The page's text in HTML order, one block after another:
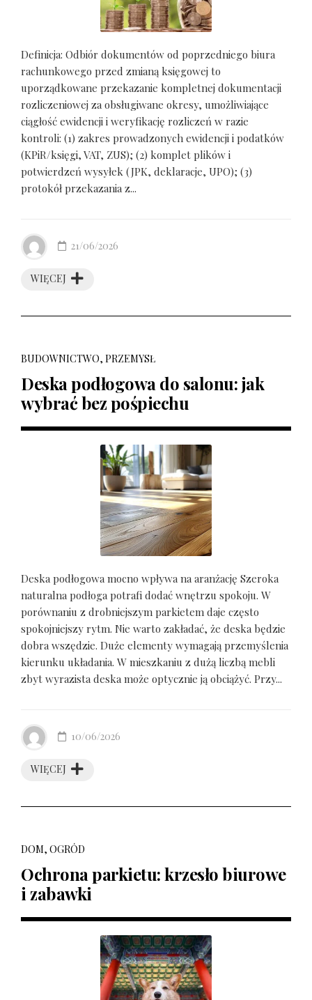
Definicja: Odbiór dokumentów od poprzedniego biura
rachunkowego przed zmianą księgowej to
uporządkowane przekazanie kompletnej dokumentacji
rozliczeniowej za obsługiwane okresy, umożliwiające
ciągłość ewidencji i weryfikację rozliczeń w razie
kontroli: (1) zakres prowadzonych ewidencji i podatków
(KPiR/księgi, VAT, ZUS); (2) komplet plików i
potwierdzeń wysyłek (JPK, deklaracje, UPO); (3)
protokół przekazania z...
WIĘCEJ
21/06/2026
BUDOWNICTWO, PRZEMYSŁ
Deska podłogowa do salonu: jak
wybrać bez pośpiechu
Deska podłogowa mocno wpływa na aranżację Szeroka
naturalna podłoga potrafi dodać wnętrzu spokoju. W
porównaniu z drobniejszym parkietem daje często
spokojniejszy rytm. Nie warto zakładać, że deska będzie
dobra wszędzie. Duże elementy wymagają przemyślenia
kierunku układania. W mieszkaniu z dużą liczbą mebli
zbyt wyrazista deska może optycznie ją obciążyć. Przy...
WIĘCEJ
10/06/2026
DOM, OGRÓD
Ochrona parkietu: krzesło biurowe
i zabawki